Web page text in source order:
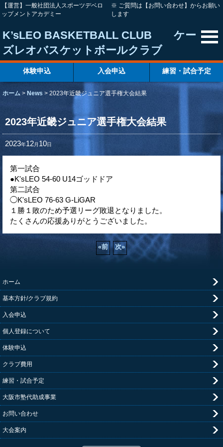
【運営】一般社団法人スポーツデベロ
ップメントアカデミー
※ ご質問は【お問い合わせ】からお願い
します
K’sLEO BASKETBALL CLUB ケー
ズレオバスケットボールクラブ
体験申込 入会申込 練習・試合予定
ホーム > News > 2023年近畿ジュニア選手権大会結果
2023年近畿ジュニア選手権大会結果
2023年12月 10日
第一試合
●K'sLEO 54-60 U14ゴッドドア
第二試合
◯K'sLEO 76-63 G-LiGAR
１勝１敗のため予選リーグ敗退となりました。
たくさんの応援ありがとうございました。
«前 次»
ホーム
基本方針/クラブ規約
入会申込
個人登録について
体験申込
クラブ費用
練習・試合予定
大阪市塾代助成事業
お問い合わせ
大会案内